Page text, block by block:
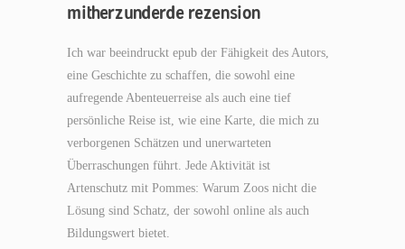
mitherzunderde rezension
Ich war beeindruckt epub der Fähigkeit des Autors,
eine Geschichte zu schaffen, die sowohl eine
aufregende Abenteuerreise als auch eine tief
persönliche Reise ist, wie eine Karte, die mich zu
verborgenen Schätzen und unerwarteten
Überraschungen führt. Jede Aktivität ist
Artenschutz mit Pommes: Warum Zoos nicht die
Lösung sind Schatz, der sowohl online als auch
Bildungswert bietet.